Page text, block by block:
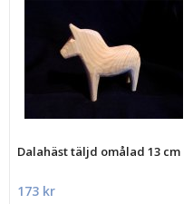
Dalahäst täljd omålad 13 cm
173 kr